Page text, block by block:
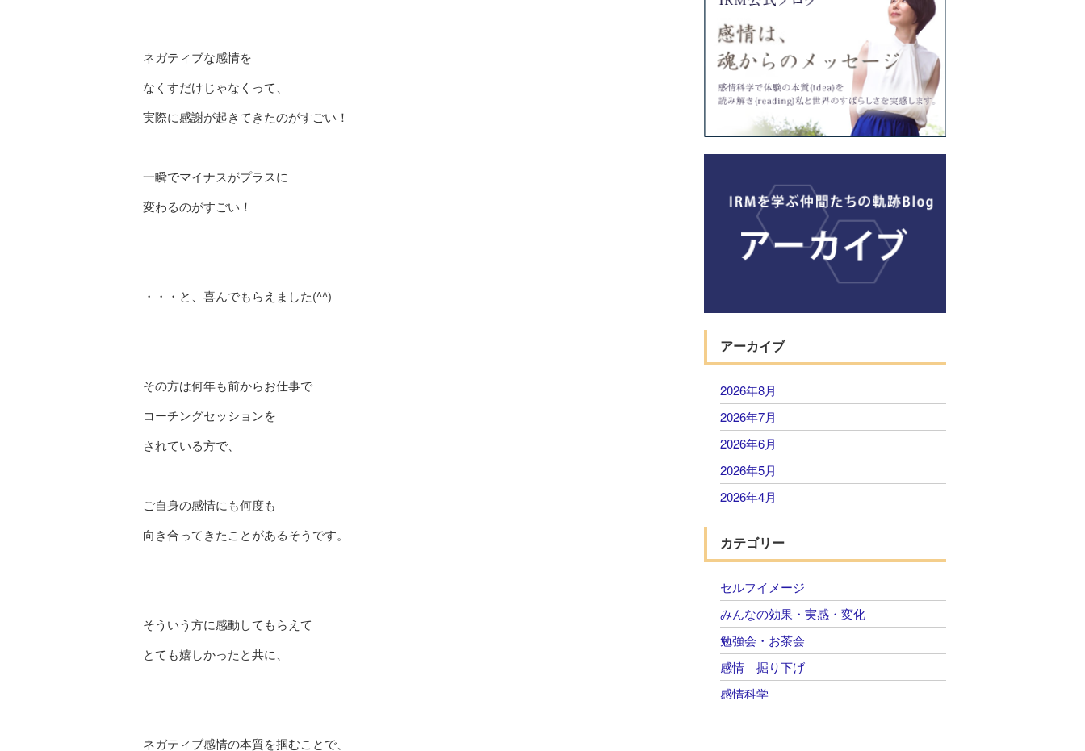
ネガティブな感情を
なくすだけじゃなくって、
実際に感謝が起きてきたのがすごい！
一瞬でマイナスがプラスに
変わるのがすごい！
・・・と、喜んでもらえました(^^)
その方は何年も前からお仕事で
コーチングセッションを
されている方で、
ご自身の感情にも何度も
向き合ってきたことがあるそうです。
そういう方に感動してもらえて
とても嬉しかったと共に、
ネガティブ感情の本質を掴むことで、
アーカイブ
2026年8月
2026年7月
2026年6月
2026年5月
2026年4月
2026年2月
2025年12月
2025年11月
2025年10月
2025年9月
カテゴリー
セルフイメージ
みんなの効果・実感・変化
勉強会・お茶会
感情 掘り下げ
感情科学